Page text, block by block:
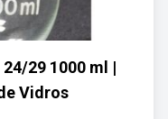
29 1000 ml |
Vidros